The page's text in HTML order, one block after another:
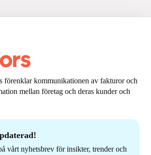
förenklar kommunikationen av fakturor och
mellan företag och deras kunder och
vårt nyhetsbrev för insikter, trender och